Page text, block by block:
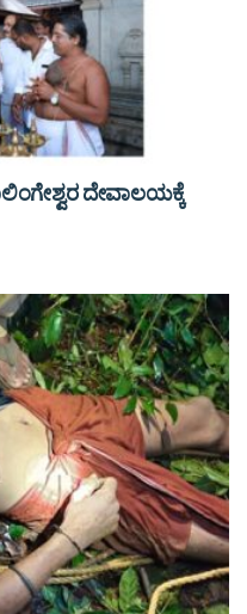
ದೇವಾಲಯಕ್ಕೆ